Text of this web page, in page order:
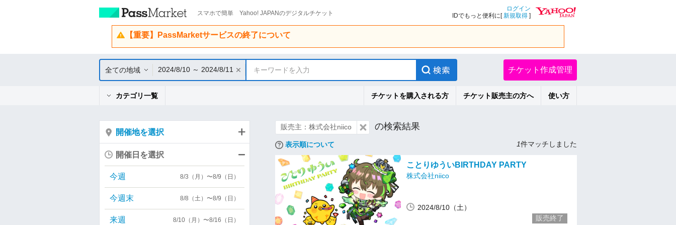
スマホで簡単 Yahoo! JAPANのデジタルチケット
ログイン
IDでもっと便利に[新規取得 ]
【重要】PassMarketサービスの終了について
全ての地域 2024/8/10 ～ 2024/8/11 キーワードを入力 チケット作成管理
カテゴリ一覧 チケットを購入される方 チケット販売主の方へ 使い方
販売主：株式会社niico の検索結果
表示順について 1件マッチしました
ことりゆういBIRTHDAY PARTY
株式会社niico
2024/8/10（土）
販売終了
開催地を選択
開催日を選択
今週 8/3（月）〜8/9（日）
今週末 8/8（土）〜8/9（日）
来週 8/10（月）〜8/16（日）